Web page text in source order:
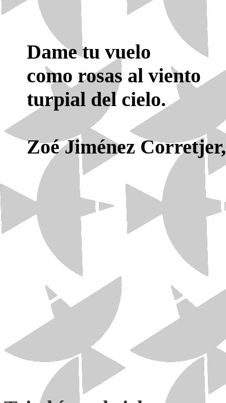
Dame tu vuelo
como rosas al viento
turpial del cielo.
Zoé Jiménez